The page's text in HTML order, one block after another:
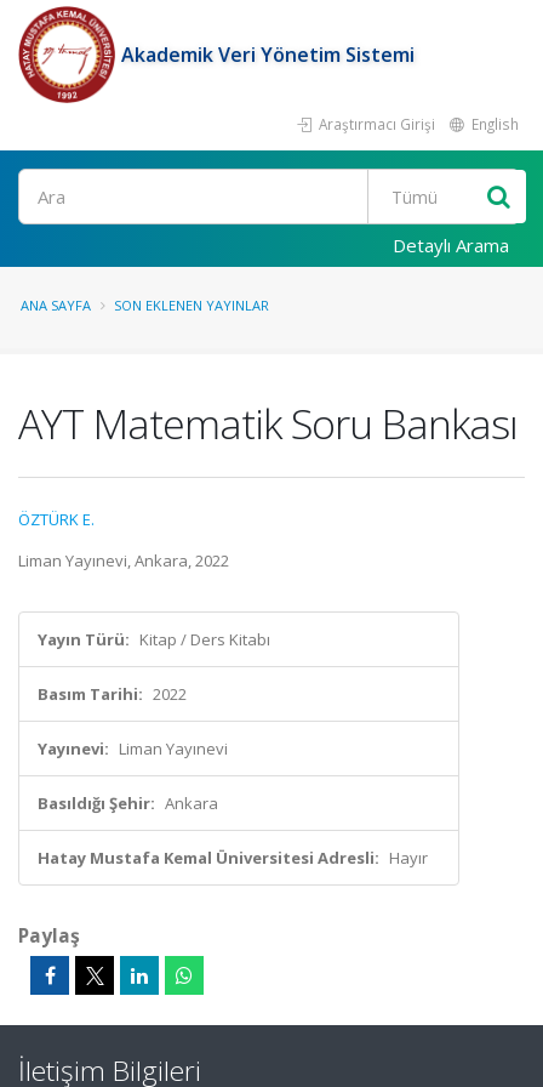
Akademik Veri Yönetim Sistemi
Araştırmacı Girişi English
Ara
Detaylı Arama
ANA SAYFA SON EKLENEN YAYINLAR
AYT Matematik Soru Bankası
ÖZTÜRK E.
Liman Yayınevi, Ankara, 2022
Yayın Türü: Kitap / Ders Kitabı
Basım Tarihi: 2022
Yayınevi: Liman Yayınevi
Basıldığı Şehir: Ankara
Hatay Mustafa Kemal Üniversitesi Adresli: Hayır
Paylaş
İletişim Bilgileri